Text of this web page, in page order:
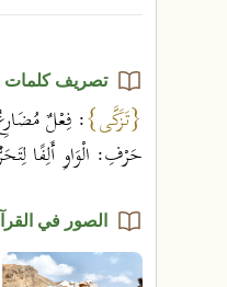
تصريف كلمات
{تَزَكَّى}: فِعْلٌ
حَرْفِ: الْوَاوِ أَلِفًا
الصور في